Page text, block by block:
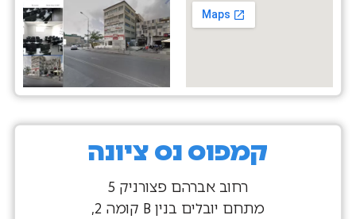
קמפוס נס ציונה
רחוב אברהם פצורניק 5
מתחם יובלים בנין B קומה 2,